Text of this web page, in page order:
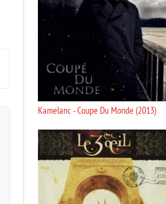
Kamelanc - Coupe Du Monde (2013)